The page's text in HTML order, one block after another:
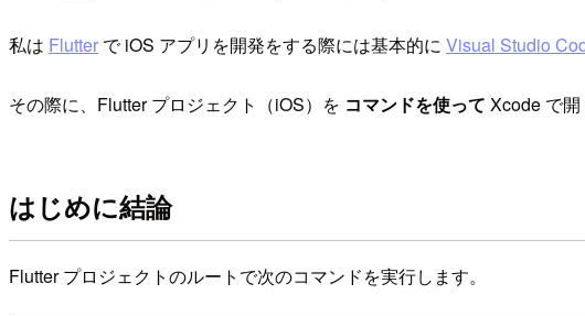
私は Flutter で iOS アプリを開発をする際には基本的に Visual Studio
その際に、Flutter プロジェクト（iOS）を コマンドを使って Xcode で開
はじめに結論
Flutter プロジェクトのルートで次のコマンドを実行します。